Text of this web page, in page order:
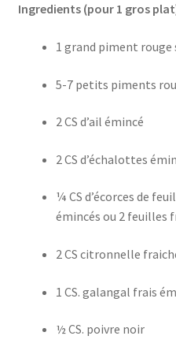
Ingredients (pour 1 gros
1 grand piment rouge
5-7 petits piments
2 CS d’ail émincé
2 CS d’échalottes
¼ CS d’écorces de
émincés ou 2 feuilles
2 CS citronnelle
1 CS. galangal frais
½ CS. poivre noir